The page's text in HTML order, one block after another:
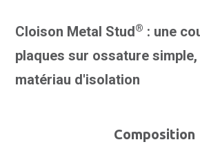
Cloison Metal Stud® : une
plaques sur ossature
matériau d'isolation
Composition